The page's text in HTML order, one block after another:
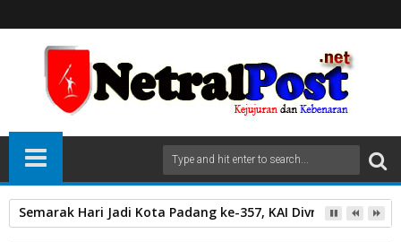
Semarak Hari Jadi Kota Padang ke-357, KAI Divre II